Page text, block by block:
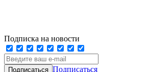
Подписка на новости
Подписаться